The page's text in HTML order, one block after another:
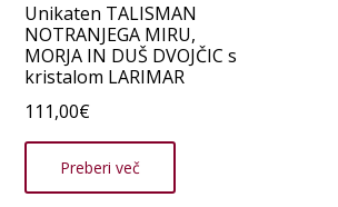
Unikaten TALISMAN
NOTRANJEGA MIRU,
MORJA IN DUŠ DVOJČIC s
kristalom LARIMAR
111,00€
Preberi več